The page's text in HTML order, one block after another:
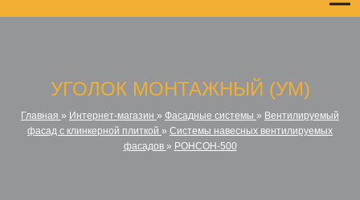
УГОЛОК МОНТАЖНЫЙ (УМ)
Главная » Интернет-магазин » Фасадные системы » Вентилируемый
фасад с клинкерной плиткой » Системы навесных вентилируемых
фасадов » РОНСОН-500